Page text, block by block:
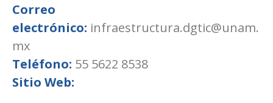
Correo
electrónico: infraestructura.dgtic@unam.
mx
Teléfono: 55 5622 8538
Sitio Web: